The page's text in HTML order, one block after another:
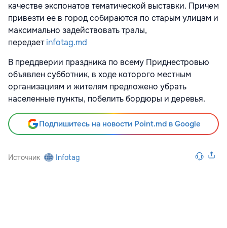
качестве экспонатов тематической выставки. Причем
привезти ее в город собираются по старым улицам и
максимально задействовать тралы,
передаетinfotag.md
В преддверии праздника по всему Приднестровью
объявлен субботник, в ходе которого местным
организациям и жителям предложено убрать
населенные пункты, побелить бордюры и деревья.
Подпишитесь на новости Point.md в Google
Источник Infotag